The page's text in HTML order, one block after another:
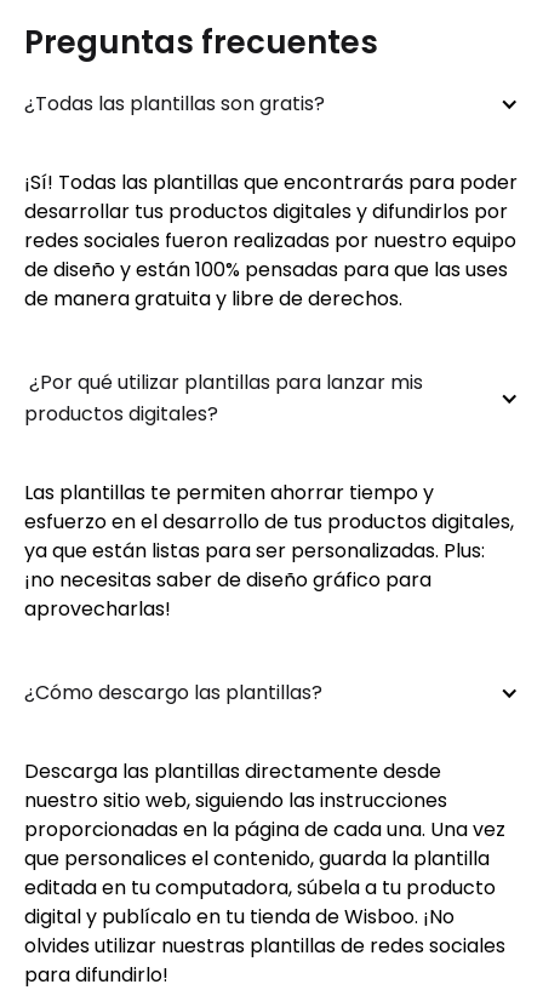
Preguntas frecuentes
¿Todas las plantillas son gratis?
¡Sí! Todas las plantillas que encontrarás para poder
desarrollar tus productos digitales y difundirlos por
redes sociales fueron realizadas por nuestro equipo
de diseño y están 100% pensadas para que las uses
de manera gratuita y libre de derechos.
¿Por qué utilizar plantillas para lanzar mis
productos digitales?
Las plantillas te permiten ahorrar tiempo y
esfuerzo en el desarrollo de tus productos digitales,
ya que están listas para ser personalizadas. Plus:
¡no necesitas saber de diseño gráfico para
aprovecharlas!
¿Cómo descargo las plantillas?
Descarga las plantillas directamente desde
nuestro sitio web, siguiendo las instrucciones
proporcionadas en la página de cada una. Una vez
que personalices el contenido, guarda la plantilla
editada en tu computadora, súbela a tu producto
digital y publícalo en tu tienda de Wisboo. ¡No
olvides utilizar nuestras plantillas de redes sociales
para difundirlo!